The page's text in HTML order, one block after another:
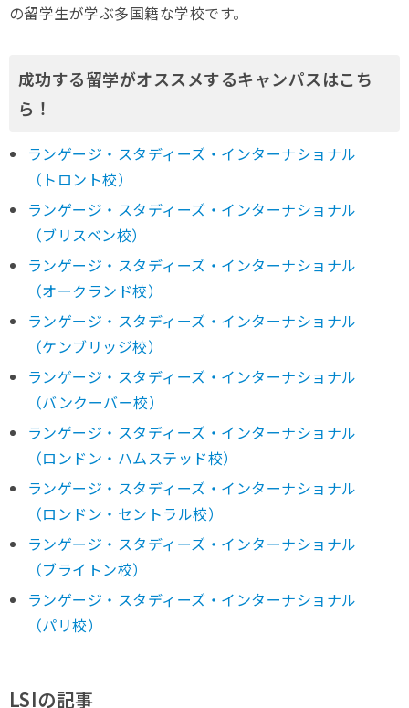
の留学生が学ぶ多国籍な学校です。
成功する留学がオススメするキャンパスはこち
ら！
ランゲージ・スタディーズ・インターナショナル
（トロント校）
ランゲージ・スタディーズ・インターナショナル
（ブリスベン校）
ランゲージ・スタディーズ・インターナショナル
（オークランド校）
ランゲージ・スタディーズ・インターナショナル
（ケンブリッジ校）
ランゲージ・スタディーズ・インターナショナル
（バンクーバー校）
ランゲージ・スタディーズ・インターナショナル
（ロンドン・ハムステッド校）
ランゲージ・スタディーズ・インターナショナル
（ロンドン・セントラル校）
ランゲージ・スタディーズ・インターナショナル
（ブライトン校）
ランゲージ・スタディーズ・インターナショナル
（パリ校）
LSIの記事